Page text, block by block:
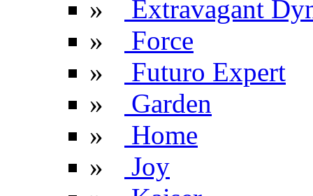
»
Extravagant
»
Force
»
Futuro Expert
»
Garden
»
Home
»
Joy